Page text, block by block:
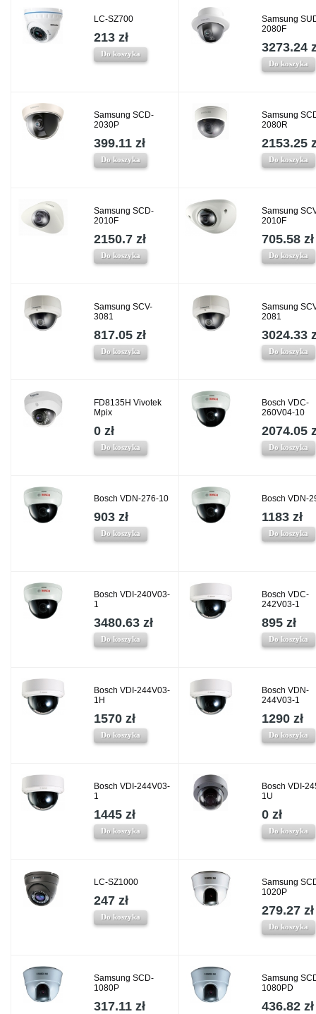
LC-SZ700
213 zł
Do koszyka
Samsung
2080F
3273.24
Do koszyka
Samsung SCD-
2030P
399.11 zł
Do koszyka
Samsung
2080R
2153.25
Do koszyka
Samsung SCD-
2010F
2150.7 zł
Do koszyka
Samsung
2010F
705.58 zł
Do koszyka
Samsung SCV-
3081
817.05 zł
Do koszyka
Samsung
2081
3024.33
Do koszyka
FD8135H Vivotek
Mpix
0 zł
Do koszyka
Bosch VDC-
260V04-10
2074.05
Do koszyka
Bosch VDN-276-10
903 zł
Do koszyka
Bosch VDN-
1183 zł
Do koszyka
Bosch VDI-240V03-
1
3480.63 zł
Do koszyka
Bosch VDC-
242V03-1
895 zł
Do koszyka
Bosch VDI-244V03-
1H
1570 zł
Do koszyka
Bosch VDN-
244V03-1
1290 zł
Do koszyka
Bosch VDI-244V03-
1
1445 zł
Do koszyka
Bosch VDI-
1U
0 zł
Do koszyka
LC-SZ1000
247 zł
Do koszyka
Samsung
1020P
279.27 zł
Do koszyka
Samsung SCD-
1080P
317.11 zł
Samsung
1080PD
436.82 zł